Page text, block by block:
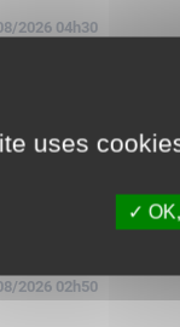
2026 04h30
2026 04h05
2026 02h50
uses